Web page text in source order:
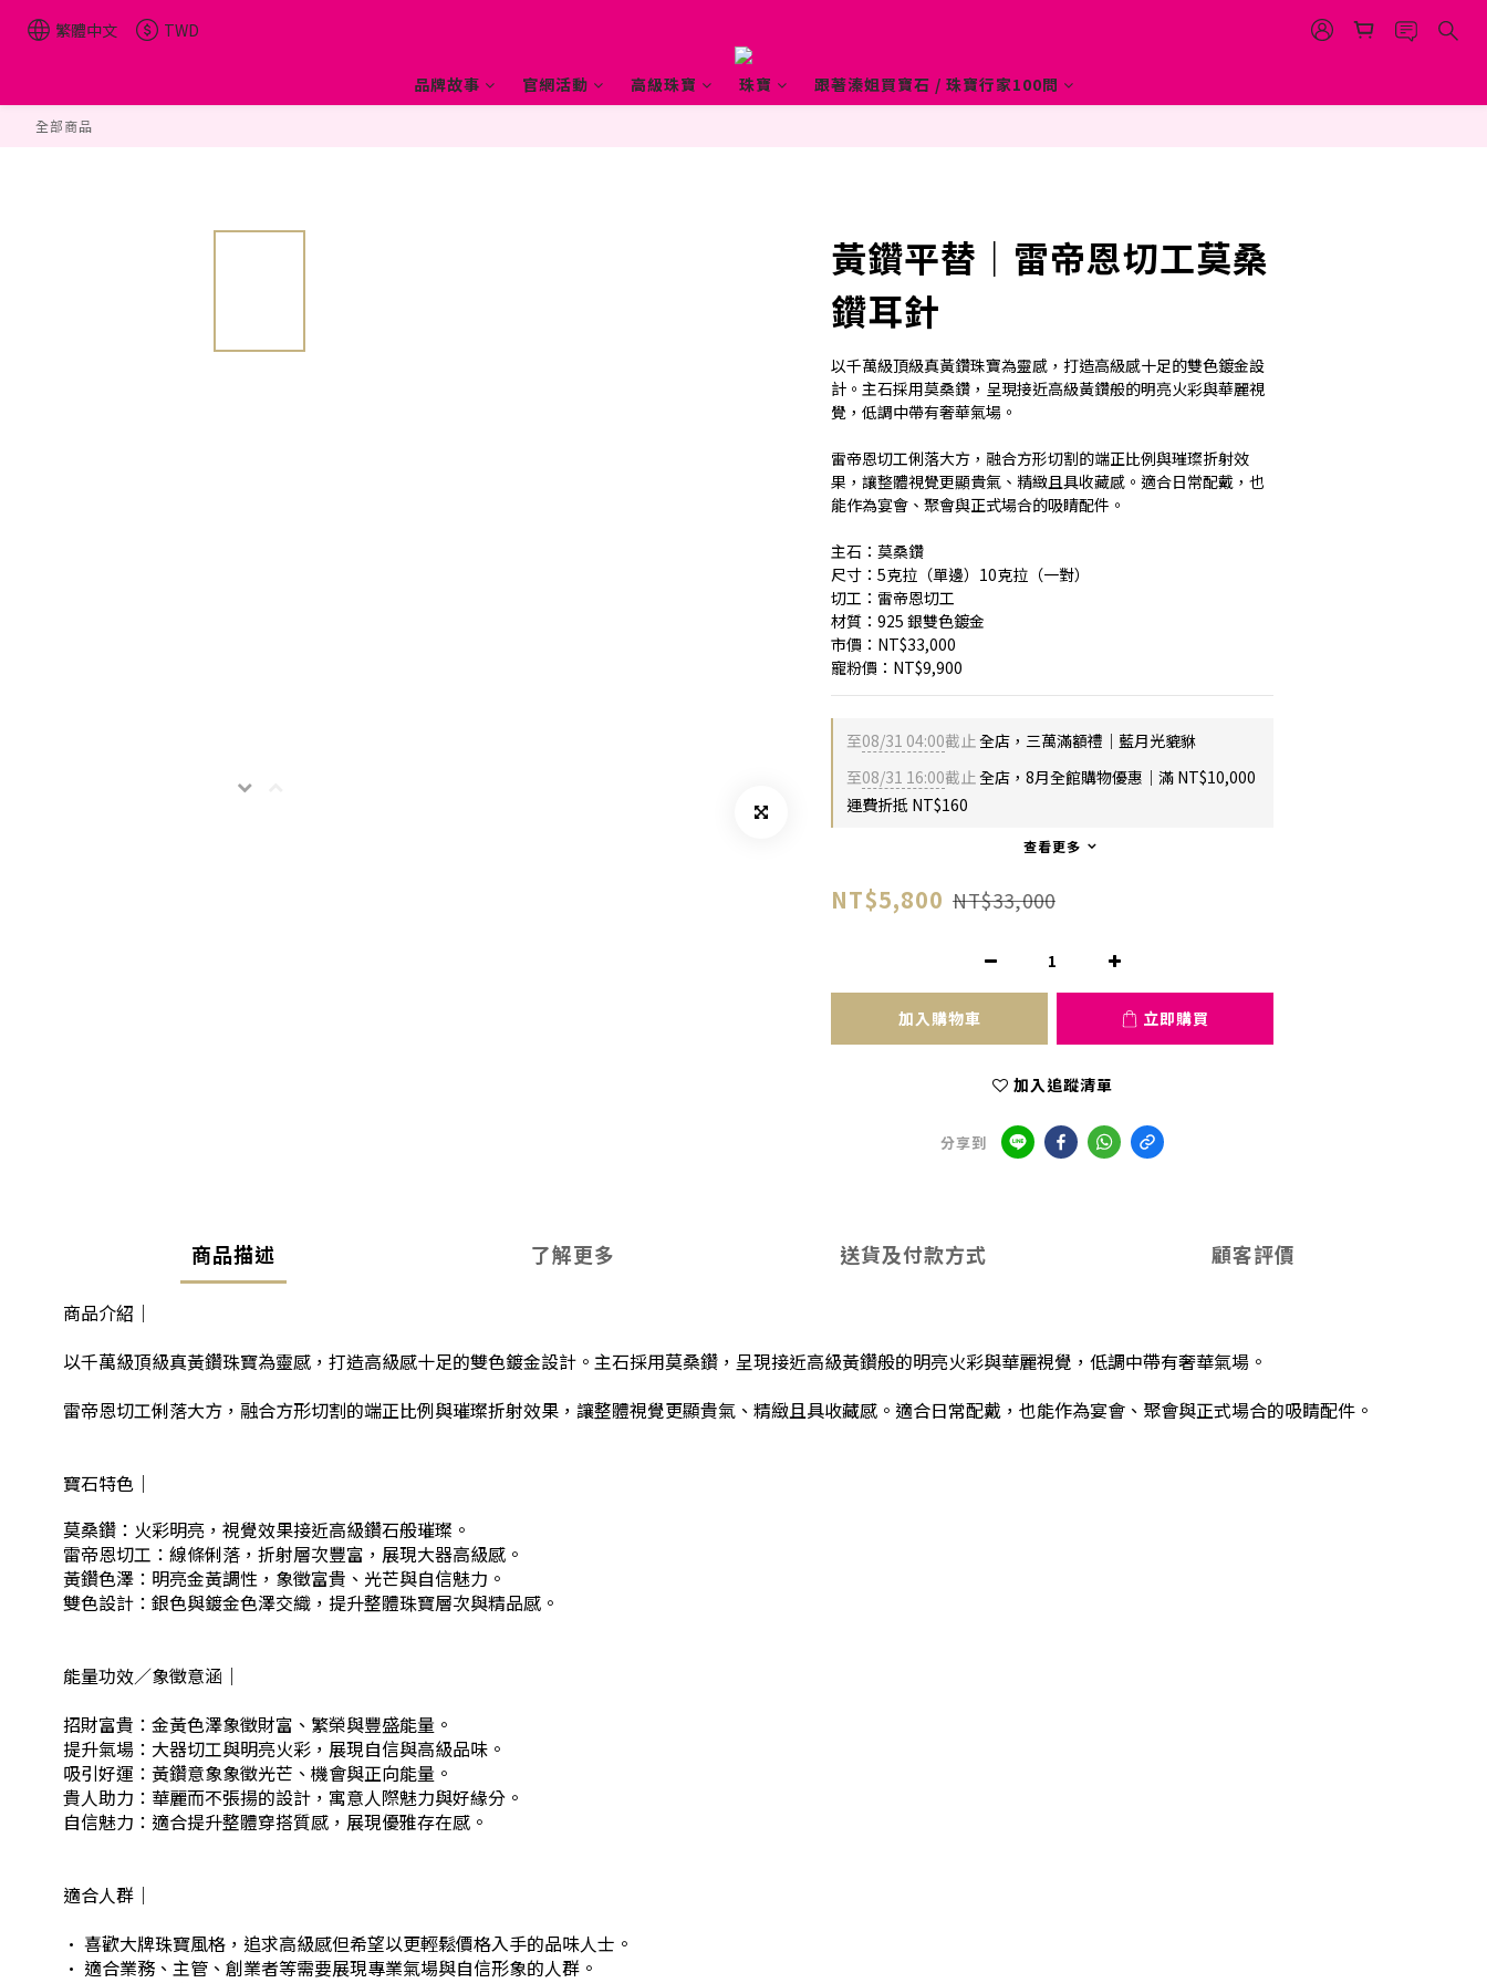
繁體中文 TWD
品牌故事 官網活動 高級珠寶 珠寶 跟著溱姐買寶石 / 珠寶行家100問
全部商品
黃鑽平替｜雷帝恩切工莫桑
鑽耳針
以千萬級頂級真黃鑽珠寶為靈感，打造高級感十足的雙色鍍金設
計。主石採用莫桑鑽，呈現接近高級黃鑽般的明亮火彩與華麗視
覺，低調中帶有奢華氣場。
雷帝恩切工俐落大方，融合方形切割的端正比例與璀璨折射效
果，讓整體視覺更顯貴氣、精緻且具收藏感。適合日常配戴，也
能作為宴會、聚會與正式場合的吸睛配件。
主石：莫桑鑽
尺寸：5克拉（單邊）10克拉（一對）
切工：雷帝恩切工
材質：925 銀雙色鍍金
市價：NT$33,000
寵粉價：NT$9,900
至08/31 04:00截止全店，三萬滿額禮｜藍月光貔貅
至08/31 16:00截止全店，8月全館購物優惠｜滿 NT$10,000
運費折抵 NT$160
查看更多
NT$5,800 NT$33,000
加入購物車 立即購買
加入追蹤清單
分享到
商品描述 了解更多 送貨及付款方式 顧客評價
商品介紹｜
以千萬級頂級真黃鑽珠寶為靈感，打造高級感十足的雙色鍍金設計。主石採用莫桑鑽，呈現接近高級黃鑽般的明亮火彩與華麗視覺，低調中帶有奢華氣場。
雷帝恩切工俐落大方，融合方形切割的端正比例與璀璨折射效果，讓整體視覺更顯貴氣、精緻且具收藏感。適合日常配戴，也能作為宴會、聚會與正式場合的吸睛配件。
寶石特色｜
莫桑鑽：火彩明亮，視覺效果接近高級鑽石般璀璨。
雷帝恩切工：線條俐落，折射層次豐富，展現大器高級感。
黃鑽色澤：明亮金黃調性，象徵富貴、光芒與自信魅力。
雙色設計：銀色與鍍金色澤交織，提升整體珠寶層次與精品感。
能量功效／象徵意涵｜
招財富貴：金黃色澤象徵財富、繁榮與豐盛能量。
提升氣場：大器切工與明亮火彩，展現自信與高級品味。
吸引好運：黃鑽意象象徵光芒、機會與正向能量。
貴人助力：華麗而不張揚的設計，寓意人際魅力與好緣分。
自信魅力：適合提升整體穿搭質感，展現優雅存在感。
適合人群｜
· 喜歡大牌珠寶風格，追求高級感但希望以更輕鬆價格入手的品味人士。
· 適合業務、主管、創業者等需要展現專業氣場與自信形象的人群。
立即購買